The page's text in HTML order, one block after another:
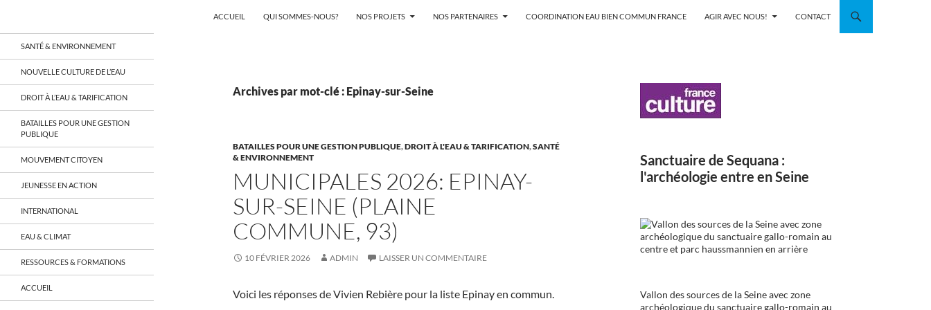
Aller
au
contenu
ACCUEIL QUI SOMMES-NOUS? NOS PROJETS NOS PARTENAIRES COORDINATION EAU BIEN COMMUN FRANCE AGIR AVEC NOUS! CONTACT
Archives par mot-clé : Epinay-sur-Seine
BATAILLES POUR UNE GESTION PUBLIQUE,DROIT À L'EAU & TARIFICATION,SANTÉ
& ENVIRONNEMENT
MUNICIPALES 2026: EPINAY-
SUR-SEINE (PLAINE
COMMUNE, 93)
10 FÉVRIER 2026 ADMIN LAISSER UN COMMENTAIRE
Voici les réponses de Vivien Rebière pour la liste Epinay en commun.
Sanctuaire de Sequana :
l'archéologie entre en Seine
Vallon des sources de la Seine avec zone
archéologique du sanctuaire gallo-romain au
un réseau qui réunit citoyens et
associations autour de la ressource
territoire français, sur tous les
économique, juridique, de la santé,
culturel…
SANTÉ & ENVIRONNEMENT
NOUVELLE CULTURE DE L’EAU
DROIT À L’EAU & TARIFICATION
BATAILLES POUR UNE GESTION
PUBLIQUE
MOUVEMENT CITOYEN
JEUNESSE EN ACTION
INTERNATIONAL
EAU & CLIMAT
RESSOURCES & FORMATIONS
ACCUEIL